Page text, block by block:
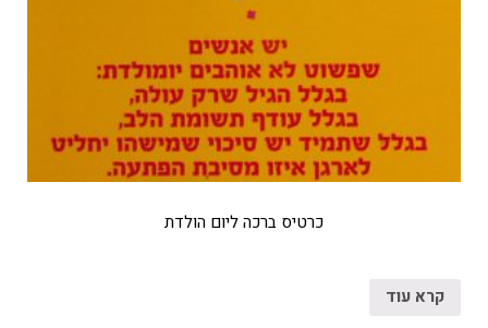
כרטיס ברכה ליום הולדת
קרא עוד